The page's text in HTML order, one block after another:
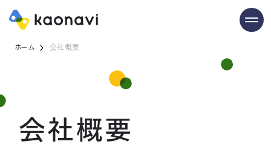
ホーム 会社概要
会社概要